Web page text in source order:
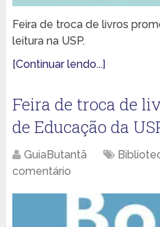
Feira de troca de livros
leitura na USP.
[Continuar lendo...]
Feira de troca de
de Educação da
GuiaButantã
comentário